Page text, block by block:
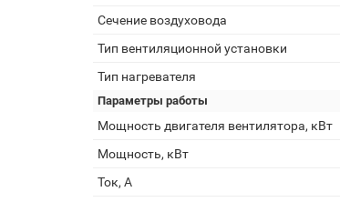
Сечение воздуховода
Тип вентиляционной установки
Тип нагревателя
Параметры работы
Мощность двигателя вентилятора, кВт
Мощность, кВт
Ток, А